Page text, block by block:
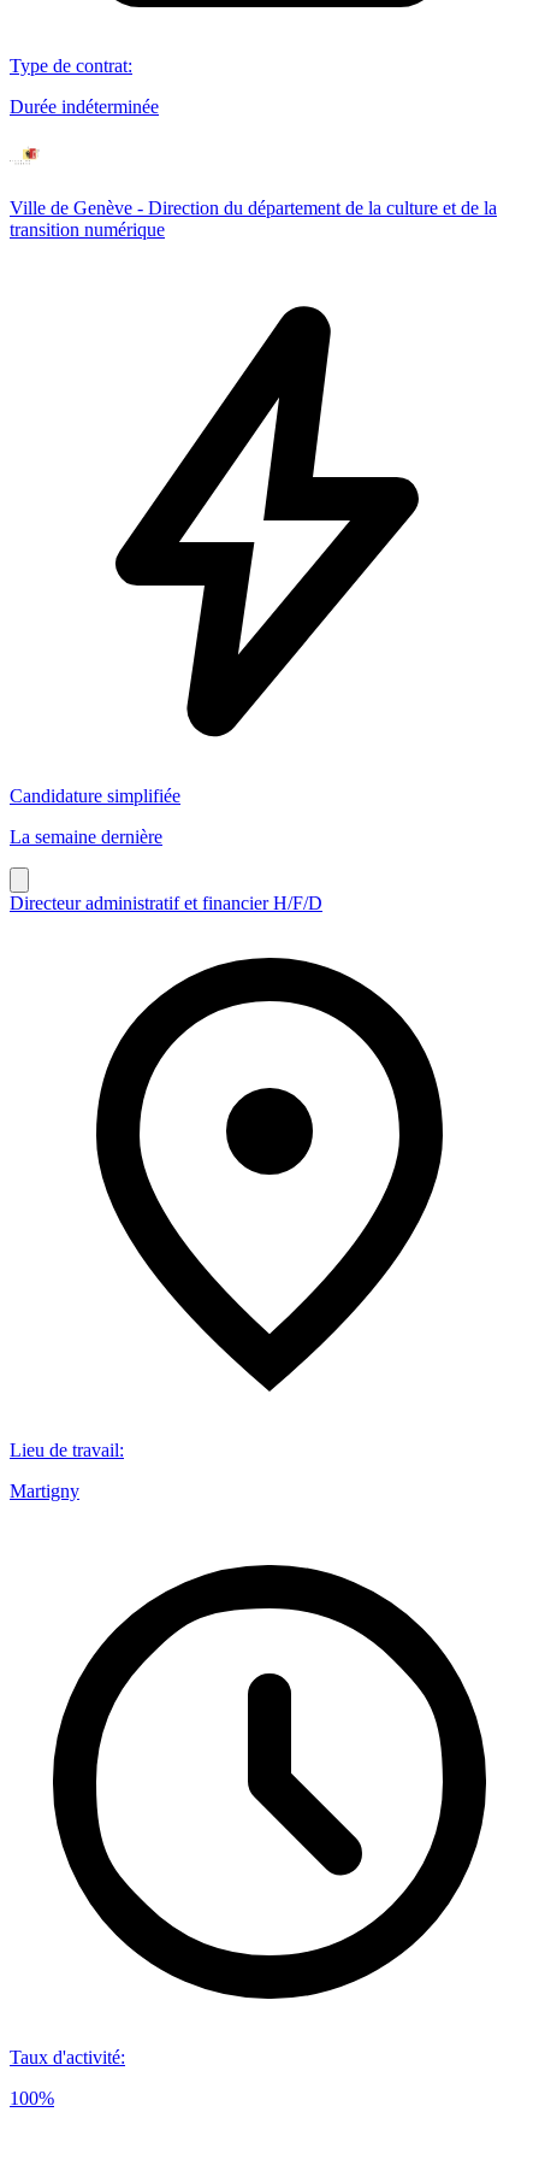
Type de contrat:
Durée indéterminée
Ville de Genève - Direction du département de la culture et de la
transition numérique
Candidature simplifiée
La semaine dernière
Directeur administratif et financier H/F/D
Lieu de travail:
Martigny
Taux d'activité:
100%